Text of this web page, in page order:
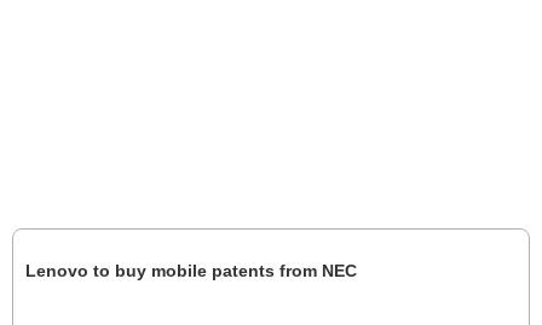
Lenovo to buy mobile patents from NEC